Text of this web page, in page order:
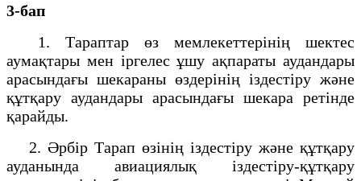
3-бап
1. Тараптар өз мемлекеттерінің шектес
аумақтары мен іргелес ұшу ақпараты аудандары
арасындағы шекараны өздерінің іздестіру және
құтқару аудандары арасындағы шекара ретінде
қарайды.
2. Әрбір Тарап өзінің іздестіру және құтқару
ауданында авиациялық іздестіру-құтқару